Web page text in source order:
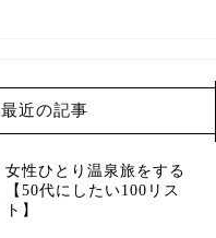
最近の記事
女性ひとり温泉旅をする
【50代にしたい100リス
ト】